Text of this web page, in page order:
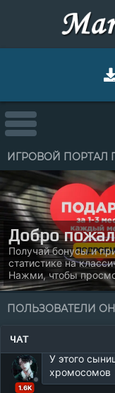
ИГРОВОЙ ПОРТАЛ
и призы каждый
классических
просмотреть более
ПОЛЬЗОВАТЕЛИ
ЧАТ
3.5K
yoursNN17
leztory
Не ссорьтесь,
Забей
1.6K
У этого
хромосомов